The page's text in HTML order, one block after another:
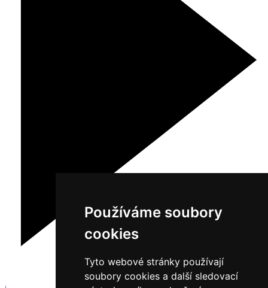
Používáme soubory
cookies
Tyto webové stránky používají
soubory cookies a další sledovací
1